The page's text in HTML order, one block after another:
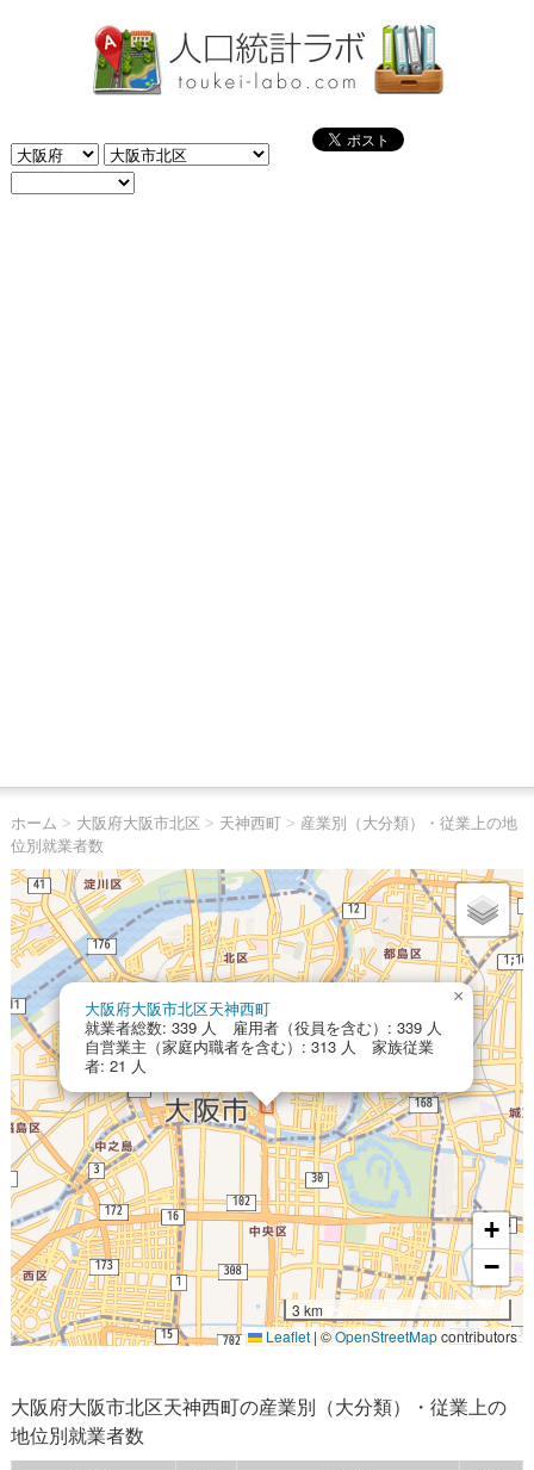
ホーム > 大阪府大阪市北区 > 天神西町> 産業別（大分類）・従業上の地
位別就業者数
大阪府大阪市北区天神西町
就業者総数: 339 人 雇用者（役員を含む）: 339 人
自営業主（家庭内職者を含む）: 313 人 家族従業
者: 21 人
×
+
−
3 km
Leaflet | ©OpenStreetMapcontributors
大阪府大阪市北区天神西町の産業別（大分類）・従業上の
地位別就業者数